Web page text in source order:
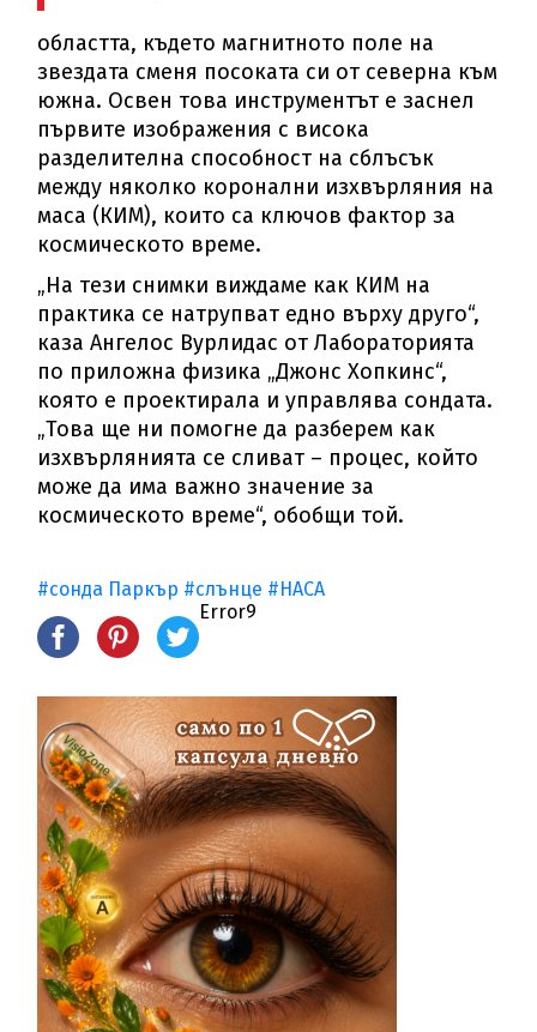
областта, където магнитното поле на
звездата сменя посоката си от северна към
южна. Освен това инструментът е заснел
първите изображения с висока
разделителна способност на сблъсък
между няколко коронални изхвърляния на
маса (КИМ), които са ключов фактор за
космическото време.
„На тези снимки виждаме как КИМ на
практика се натрупват едно върху друго“,
каза Ангелос Вурлидас от Лабораторията
по приложна физика „Джонс Хопкинс“,
която е проектирала и управлява сондата.
„Това ще ни помогне да разберем как
изхвърлянията се сливат – процес, който
може да има важно значение за
космическото време“, обобщи той.
#сонда Паркър #слънце #НАСА
Error9